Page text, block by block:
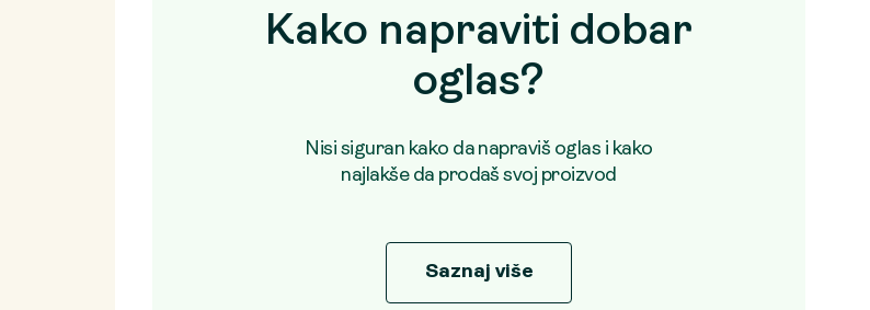
Kako napraviti dobar
oglas?
Nisi siguran kako da napraviš oglas i kako
najlakše da prodaš svoj proizvod
Saznaj više